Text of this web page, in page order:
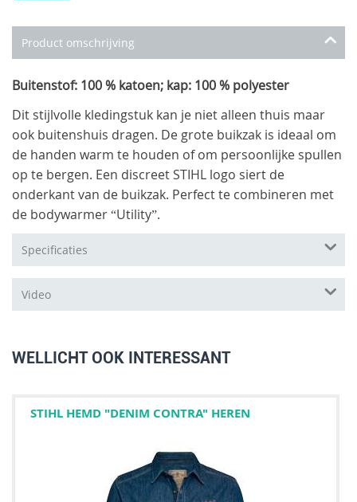
Product omschrijving
Buitenstof: 100 % katoen; kap: 100 % polyester
Dit stijlvolle kledingstuk kan je niet alleen thuis maar
ook buitenshuis dragen. De grote buikzak is ideaal om
de handen warm te houden of om persoonlijke spullen
op te bergen. Een discreet STIHL logo siert de
onderkant van de buikzak. Perfect te combineren met
de bodywarmer “Utility”.
Specificaties
Video
WELLICHT OOK INTERESSANT
STIHL HEMD "DENIM CONTRA" HEREN